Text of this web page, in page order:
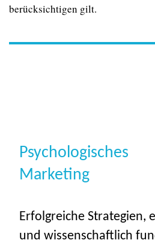
berücksichtigen gilt.
Psychologisches
Marketing
Erfolgreiche Strategien,
und wissenschaftlich